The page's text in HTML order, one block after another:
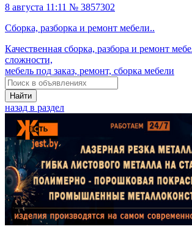
8 августа 11:11 № 3857302
Сборка, разборка и ремонт мебели..
Качественная сборка, разбора и ремонт
сложности,
мебель под заказ, ремонт, сборка мебели
Найти
назад в раздел